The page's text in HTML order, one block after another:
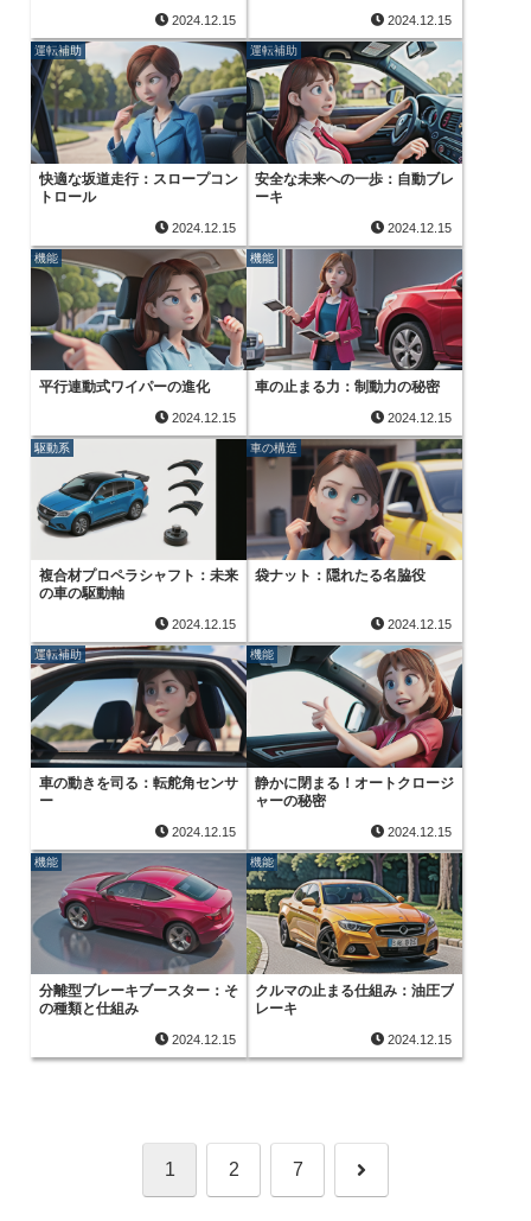
2024.12.15 2024.12.15
運転補助
快適な坂道走行：スロープコン
トロール
2024.12.15
運転補助
安全な未来への一歩：自動ブレ
ーキ
2024.12.15
機能
平行連動式ワイパーの進化
2024.12.15
機能
車の止まる力：制動力の秘密
2024.12.15
駆動系
複合材プロペラシャフト：未来
の車の駆動軸
2024.12.15
車の構造
袋ナット：隠れたる名脇役
2024.12.15
運転補助
車の動きを司る：転舵角センサ
ー
2024.12.15
機能
静かに閉まる！オートクロージ
ャーの秘密
2024.12.15
機能
分離型ブレーキブースター：そ
の種類と仕組み
2024.12.15
機能
クルマの止まる仕組み：油圧ブ
レーキ
2024.12.15
1 2 7 次